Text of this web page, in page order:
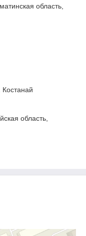
область,
область,